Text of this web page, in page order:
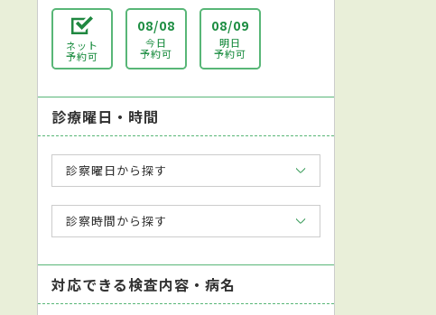
ネット
予約可
08/08
今日
予約可
08/09
明日
予約可
診療曜日・時間
診察曜日から探す
診察時間から探す
対応できる検査内容・病名